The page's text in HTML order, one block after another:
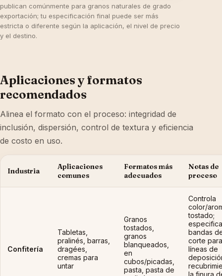
publican comúnmente para granos naturales de grado
exportación; tu especificación final puede ser más
estricta o diferente según la aplicación, el nivel de precio
y el destino.
Aplicaciones y formatos
recomendados
Alinea el formato con el proceso: integridad de
inclusión, dispersión, control de textura y eficiencia
de costo en uso.
Industria
Aplicaciones
comunes
Formatos más
adecuados
Notas de
proceso
Confitería
Tabletas,
pralinés, barras,
dragées,
cremas para
untar
Granos
tostados,
granos
blanqueados,
en
cubos/picadas,
pasta, pasta de
Controla
color/
tostado;
especifica
bandas
corte para
líneas de
la finura